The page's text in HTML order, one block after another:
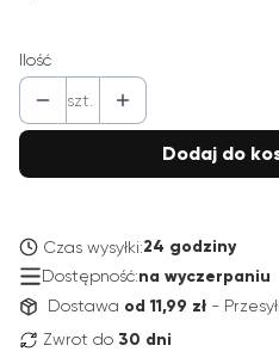
Ilość
szt.
Dodaj do
Czas wysyłki:24 godziny
Dostępność:na wyczerpaniu
Dostawa od 11,99 zł -
Zwrot do 30 dni